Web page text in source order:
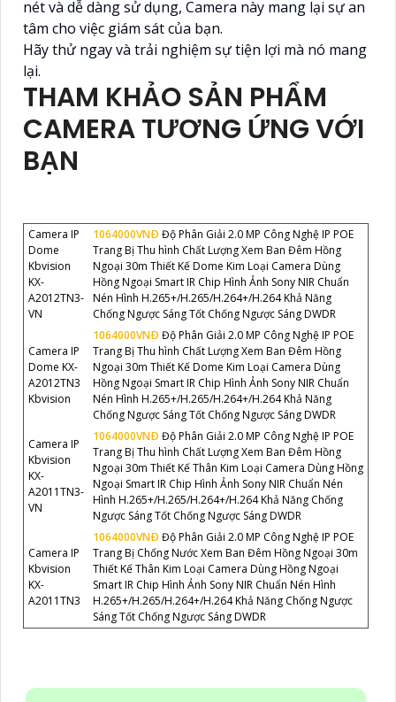
nét và dễ dàng sử dụng, Camera này mang lại sự an
tâm cho việc giám sát của bạn.
Hãy thử ngay và trải nghiệm sự tiện lợi mà nó mang
lại.
THAM KHẢO SẢN PHẨM
CAMERA TƯƠNG ỨNG VỚI
BẠN
Camera IP
Dome
Kbvision
KX-
A2012TN3-
VN
1064000VNÐ Độ Phân Giải 2.0 MP Công Nghệ IP POE
Trang Bị Thu hình Chất Lượng Xem Ban Đêm Hồng
Ngoại 30m Thiết Kế Dome Kim Loại Camera Dùng
Hồng Ngoại Smart IR Chip Hình Ảnh Sony NIR Chuẩn
Nén Hình H.265+/H.265/H.264+/H.264 Khả Năng
Chống Ngược Sáng Tốt Chống Ngược Sáng DWDR
Camera IP
Dome KX-
A2012TN3
Kbvision
1064000VNÐ Độ Phân Giải 2.0 MP Công Nghệ IP POE
Trang Bị Thu hình Chất Lượng Xem Ban Đêm Hồng
Ngoại 30m Thiết Kế Dome Kim Loại Camera Dùng
Hồng Ngoại Smart IR Chip Hình Ảnh Sony NIR Chuẩn
Nén Hình H.265+/H.265/H.264+/H.264 Khả Năng
Chống Ngược Sáng Tốt Chống Ngược Sáng DWDR
Camera IP
Kbvision
KX-
A2011TN3-
VN
1064000VNÐ Độ Phân Giải 2.0 MP Công Nghệ IP POE
Trang Bị Thu hình Chất Lượng Xem Ban Đêm Hồng
Ngoại 30m Thiết Kế Thân Kim Loại Camera Dùng Hồng
Ngoại Smart IR Chip Hình Ảnh Sony NIR Chuẩn Nén
Hình H.265+/H.265/H.264+/H.264 Khả Năng Chống
Ngược Sáng Tốt Chống Ngược Sáng DWDR
Camera IP
Kbvision
KX-
A2011TN3
1064000VNÐ Độ Phân Giải 2.0 MP Công Nghệ IP POE
Trang Bị Chống Nước Xem Ban Đêm Hồng Ngoại 30m
Thiết Kế Thân Kim Loại Camera Dùng Hồng Ngoại
Smart IR Chip Hình Ảnh Sony NIR Chuẩn Nén Hình
H.265+/H.265/H.264+/H.264 Khả Năng Chống Ngược
Sáng Tốt Chống Ngược Sáng DWDR